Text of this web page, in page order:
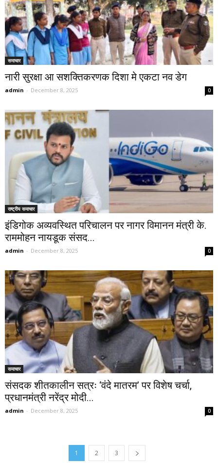
समाचार
नारी सुरक्षा आ सशक्तिकरणक दिशा मे एकटा नव डेग
admin - December 8, 2025 0
राष्ट्रीय समाचार
इंडिगोक अव्यवस्थित परिचालन पर नागर विमानन मंत्री के.
राममोहन नायडूक संसद...
admin - December 8, 2025 0
समाचार
संसदक शीतकालीन सत्रः ‘वंदे मातरम’ पर विशेष चर्चा,
प्रधानमंत्री नरेंद्र मोदी...
admin - December 8, 2025 0
1 2 3